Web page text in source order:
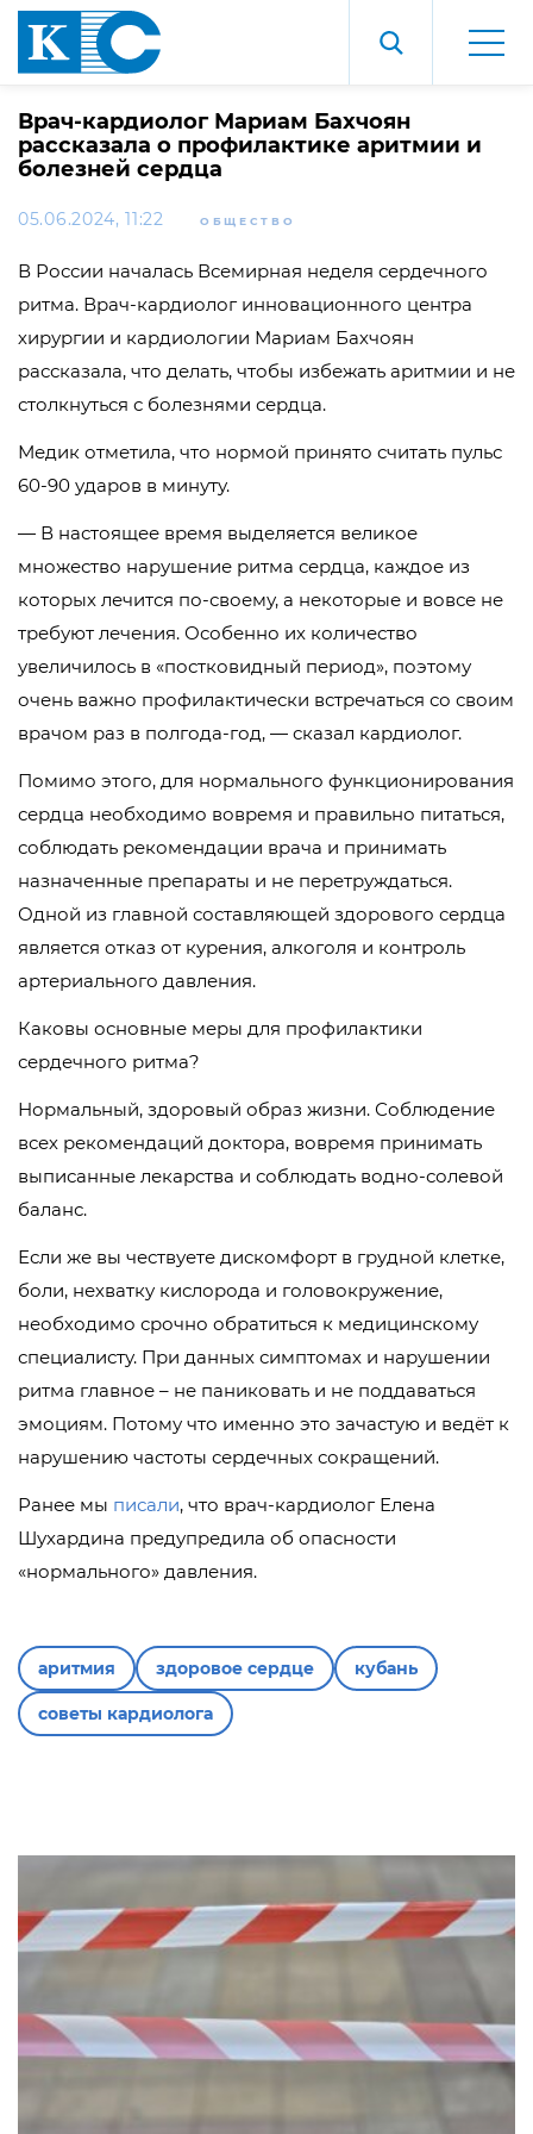
Врач-кардиолог Мариам Бахчоян
рассказала о профилактике аритмии и
болезней сердца
05.06.2024, 11:22 ОБЩЕСТВО
В России началась Всемирная неделя сердечного
ритма. Врач-кардиолог инновационного центра
хирургии и кардиологии Мариам Бахчоян
рассказала, что делать, чтобы избежать аритмии и не
столкнуться с болезнями сердца.
Медик отметила, что нормой принято считать пульс
60-90 ударов в минуту.
— В настоящее время выделяется великое
множество нарушение ритма сердца, каждое из
которых лечится по-своему, а некоторые и вовсе не
требуют лечения. Особенно их количество
увеличилось в «постковидный период», поэтому
очень важно профилактически встречаться со своим
врачом раз в полгода-год, — сказал кардиолог.
Помимо этого, для нормального функционирования
сердца необходимо вовремя и правильно питаться,
соблюдать рекомендации врача и принимать
назначенные препараты и не перетруждаться.
Одной из главной составляющей здорового сердца
является отказ от курения, алкоголя и контроль
артериального давления.
Каковы основные меры для профилактики
сердечного ритма?
Нормальный, здоровый образ жизни. Соблюдение
всех рекомендаций доктора, вовремя принимать
выписанные лекарства и соблюдать водно-солевой
баланс.
Если же вы чествуете дискомфорт в грудной клетке,
боли, нехватку кислорода и головокружение,
необходимо срочно обратиться к медицинскому
специалисту. При данных симптомах и нарушении
ритма главное – не паниковать и не поддаваться
эмоциям. Потому что именно это зачастую и ведёт к
нарушению частоты сердечных сокращений.
Ранее мы писали, что врач-кардиолог Елена
Шухардина предупредила об опасности
«нормального» давления.
аритмия здоровое сердце кубань
советы кардиолога